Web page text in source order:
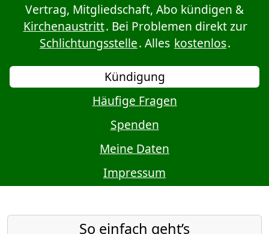
Vertrag, Mitgliedschaft, Abo kündigen &
Kirchenaustritt. Bei Problemen direkt zur
Schlichtungsstelle. Alles kostenlos.
Kündigung
Häufige Fragen
Spenden
Meine Daten
Impressum
So einfach geht’s